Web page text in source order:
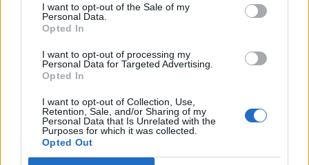
I want to opt-out of the Sale of my
Personal Data.
Opted In
I want to opt-out of processing my
Personal Data for Targeted Advertising.
Opted In
I want to opt-out of Collection, Use,
Retention, Sale, and/or Sharing of my
Personal Data that Is Unrelated with the
Purposes for which it was collected.
Opted Out
2026. február 03., kedd
Magyarellenességben az USR lett